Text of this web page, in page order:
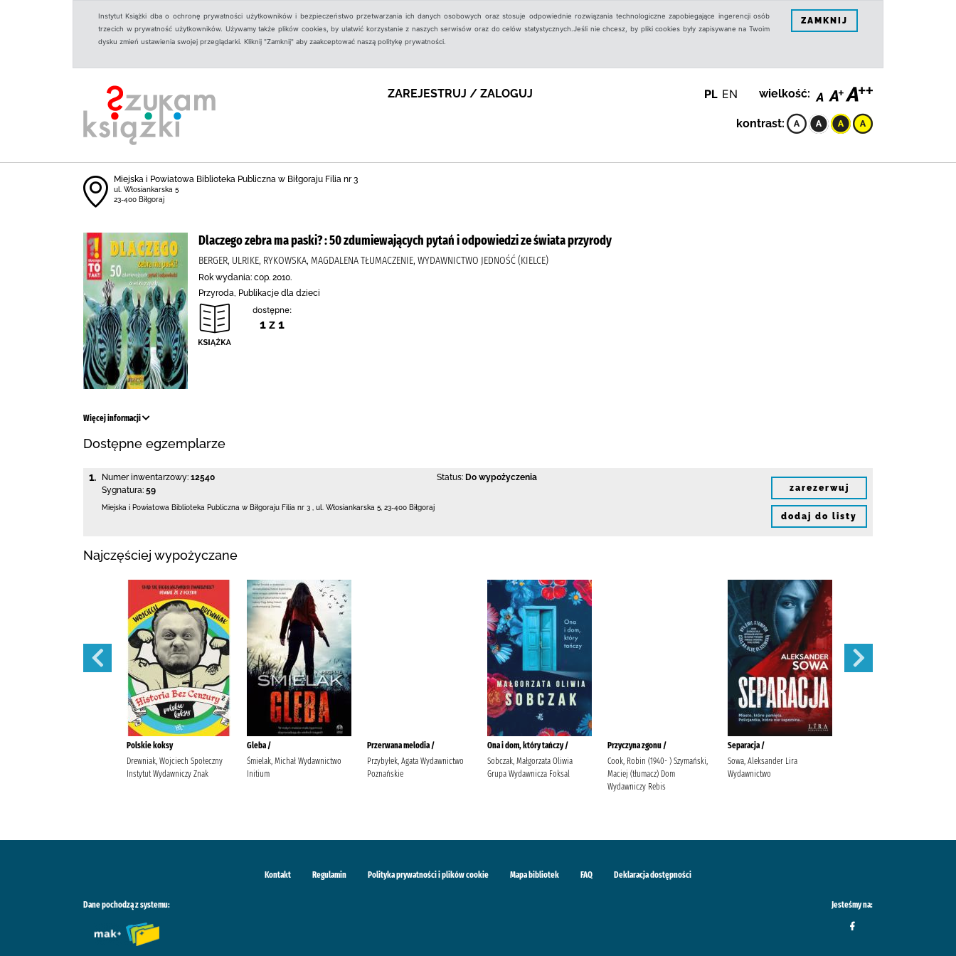
Instytut Książki dba o ochronę prywatności użytkowników i bezpieczeństwo przetwarzania ich danych osobowych oraz stosuje odpowiednie rozwiązania technologiczne zapobiegające ingerencji osób
trzecich w prywatność użytkowników. Używamy także plików cookies, by ułatwić korzystanie z naszych serwisów oraz do celów statystycznych.Jeśli nie chcesz, by pliki cookies były zapisywane na Twoim
dysku zmień ustawienia swojej przeglądarki. Kliknij "Zamknij" aby zaakceptować naszą politykę prywatności.
ZAMKNIJ
ZAREJESTRUJ / ZALOGUJ PL EN wielkość:
kontrast:
Miejska i Powiatowa Biblioteka Publiczna w Biłgoraju Filia nr 3
ul. Włosiankarska 5
23-400 Biłgoraj
Dlaczego zebra ma paski? : 50 zdumiewających pytań i odpowiedzi ze świata przyrody
BERGER, ULRIKE, RYKOWSKA, MAGDALENA TŁUMACZENIE, WYDAWNICTWO JEDNOŚĆ (KIELCE)
Rok wydania: cop. 2010.
Przyroda, Publikacje dla dzieci
dostępne:
1 z 1
Więcej informacji
Dostępne egzemplarze
1. Numer inwentarzowy: 12540
Sygnatura: 59
Status: Do wypożyczenia
Miejska i Powiatowa Biblioteka Publiczna w Biłgoraju Filia nr 3 ul. Włosiankarska 5 23-400 Biłgoraj
zarezerwuj
dodaj do listy
Najczęściej wypożyczane
Polskie koksy
Drewniak, Wojciech Społeczny
Instytut Wydawniczy Znak
Gleba /
Śmielak, Michał Wydawnictwo
Initium
Przerwana melodia /
Przybyłek, Agata Wydawnictwo
Poznańskie
Ona i dom, który tańczy /
Sobczak, Małgorzata Oliwia
Grupa Wydawnicza Foksal
Przyczyna zgonu /
Cook, Robin (1940- ) Szymański,
Maciej (tłumacz) Dom
Wydawniczy Rebis
Separacja /
Sowa, Aleksander Lira
Wydawnictwo
Kontakt Regulamin Polityka prywatności i plików cookie Mapa bibliotek FAQ Deklaracja dostępności
Dane pochodzą z systemu: Jesteśmy na: